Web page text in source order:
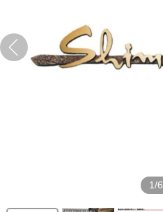
1/6